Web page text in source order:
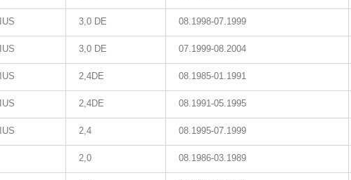
3,0 DE 08.1998-07.1999
3,0 DE 07.1999-08.2004
2,4DE 08.1985-01.1991
2,4DE 08.1991-05.1995
2,4 08.1995-07.1999
2,0 08.1986-03.1989